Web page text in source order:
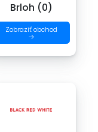
Brloh (0)
Zobraziť obchod
→